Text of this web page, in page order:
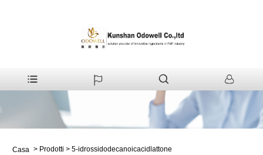
Casa > Prodotti > 5-idrossidodecanoicacidlattone